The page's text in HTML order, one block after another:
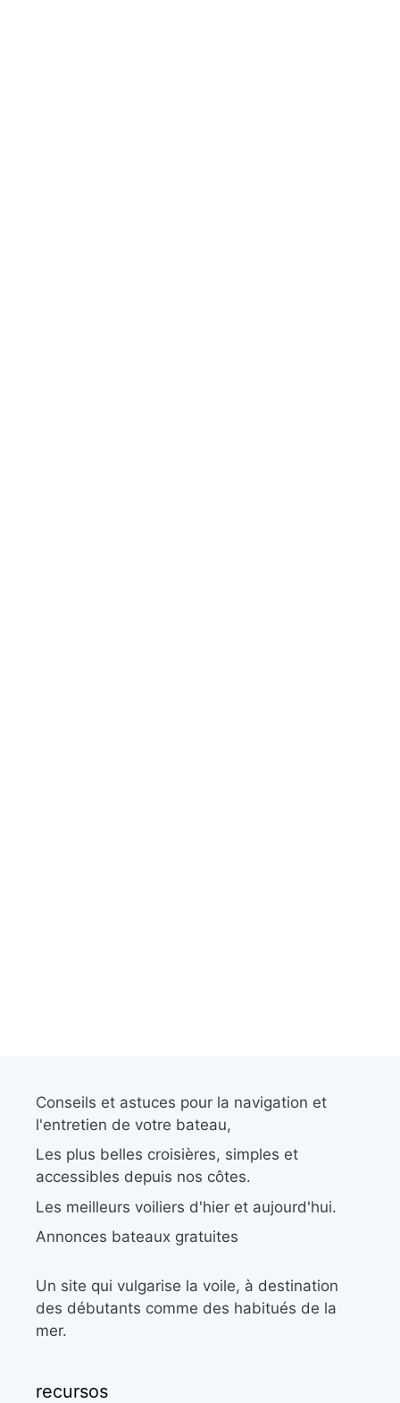
Conseils et astuces pour la navigation et
l'entretien de votre bateau,
Les plus belles croisières, simples et
accessibles depuis nos côtes.
Les meilleurs voiliers d'hier et aujourd'hui.
Annonces bateaux gratuites
Un site qui vulgarise la voile, à destination
des débutants comme des habitués de la
mer.
recursos